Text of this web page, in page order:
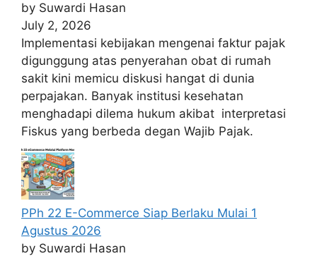
by Suwardi Hasan
July 2, 2026
Implementasi kebijakan mengenai faktur pajak
digunggung atas penyerahan obat di rumah
sakit kini memicu diskusi hangat di dunia
perpajakan. Banyak institusi kesehatan
menghadapi dilema hukum akibat interpretasi
Fiskus yang berbeda degan Wajib Pajak.
PPh 22 E-Commerce Siap Berlaku Mulai 1
Agustus 2026
by Suwardi Hasan